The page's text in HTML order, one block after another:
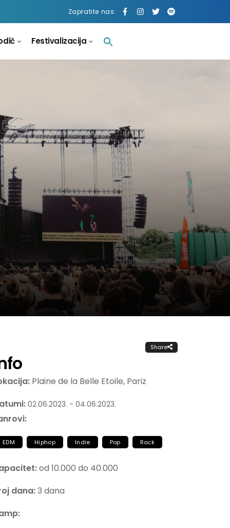
Zapratite nas:
Festivalizacija
Share
Plaine de la Belle Etoile, Pariz
02.06.2023. - 04.06.2023.
EDM Hiphop Indie Pop Rock
od 10.000 do 40.000
dana:3 dana